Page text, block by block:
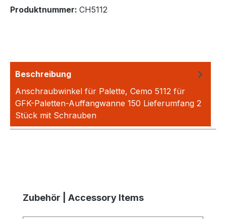
Produktnummer: CH5112
Beschreibung
Anschraubwinkel für Palette, Cemo 5112 für
GFK-Paletten-Auffangwanne 150 Lieferumfang 2
Stück mit Schrauben
Produktgalerie überspringen
Zubehör | Accessory Items